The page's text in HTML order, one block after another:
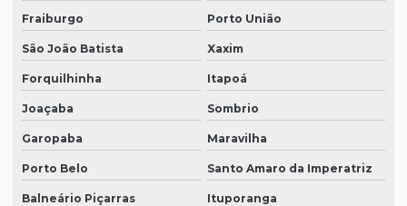
Fraiburgo Porto União
São João Batista Xaxim
Forquilhinha Itapoá
Joaçaba Sombrio
Garopaba Maravilha
Porto Belo Santo Amaro da Imperatriz
Balneário Piçarras Ituporanga